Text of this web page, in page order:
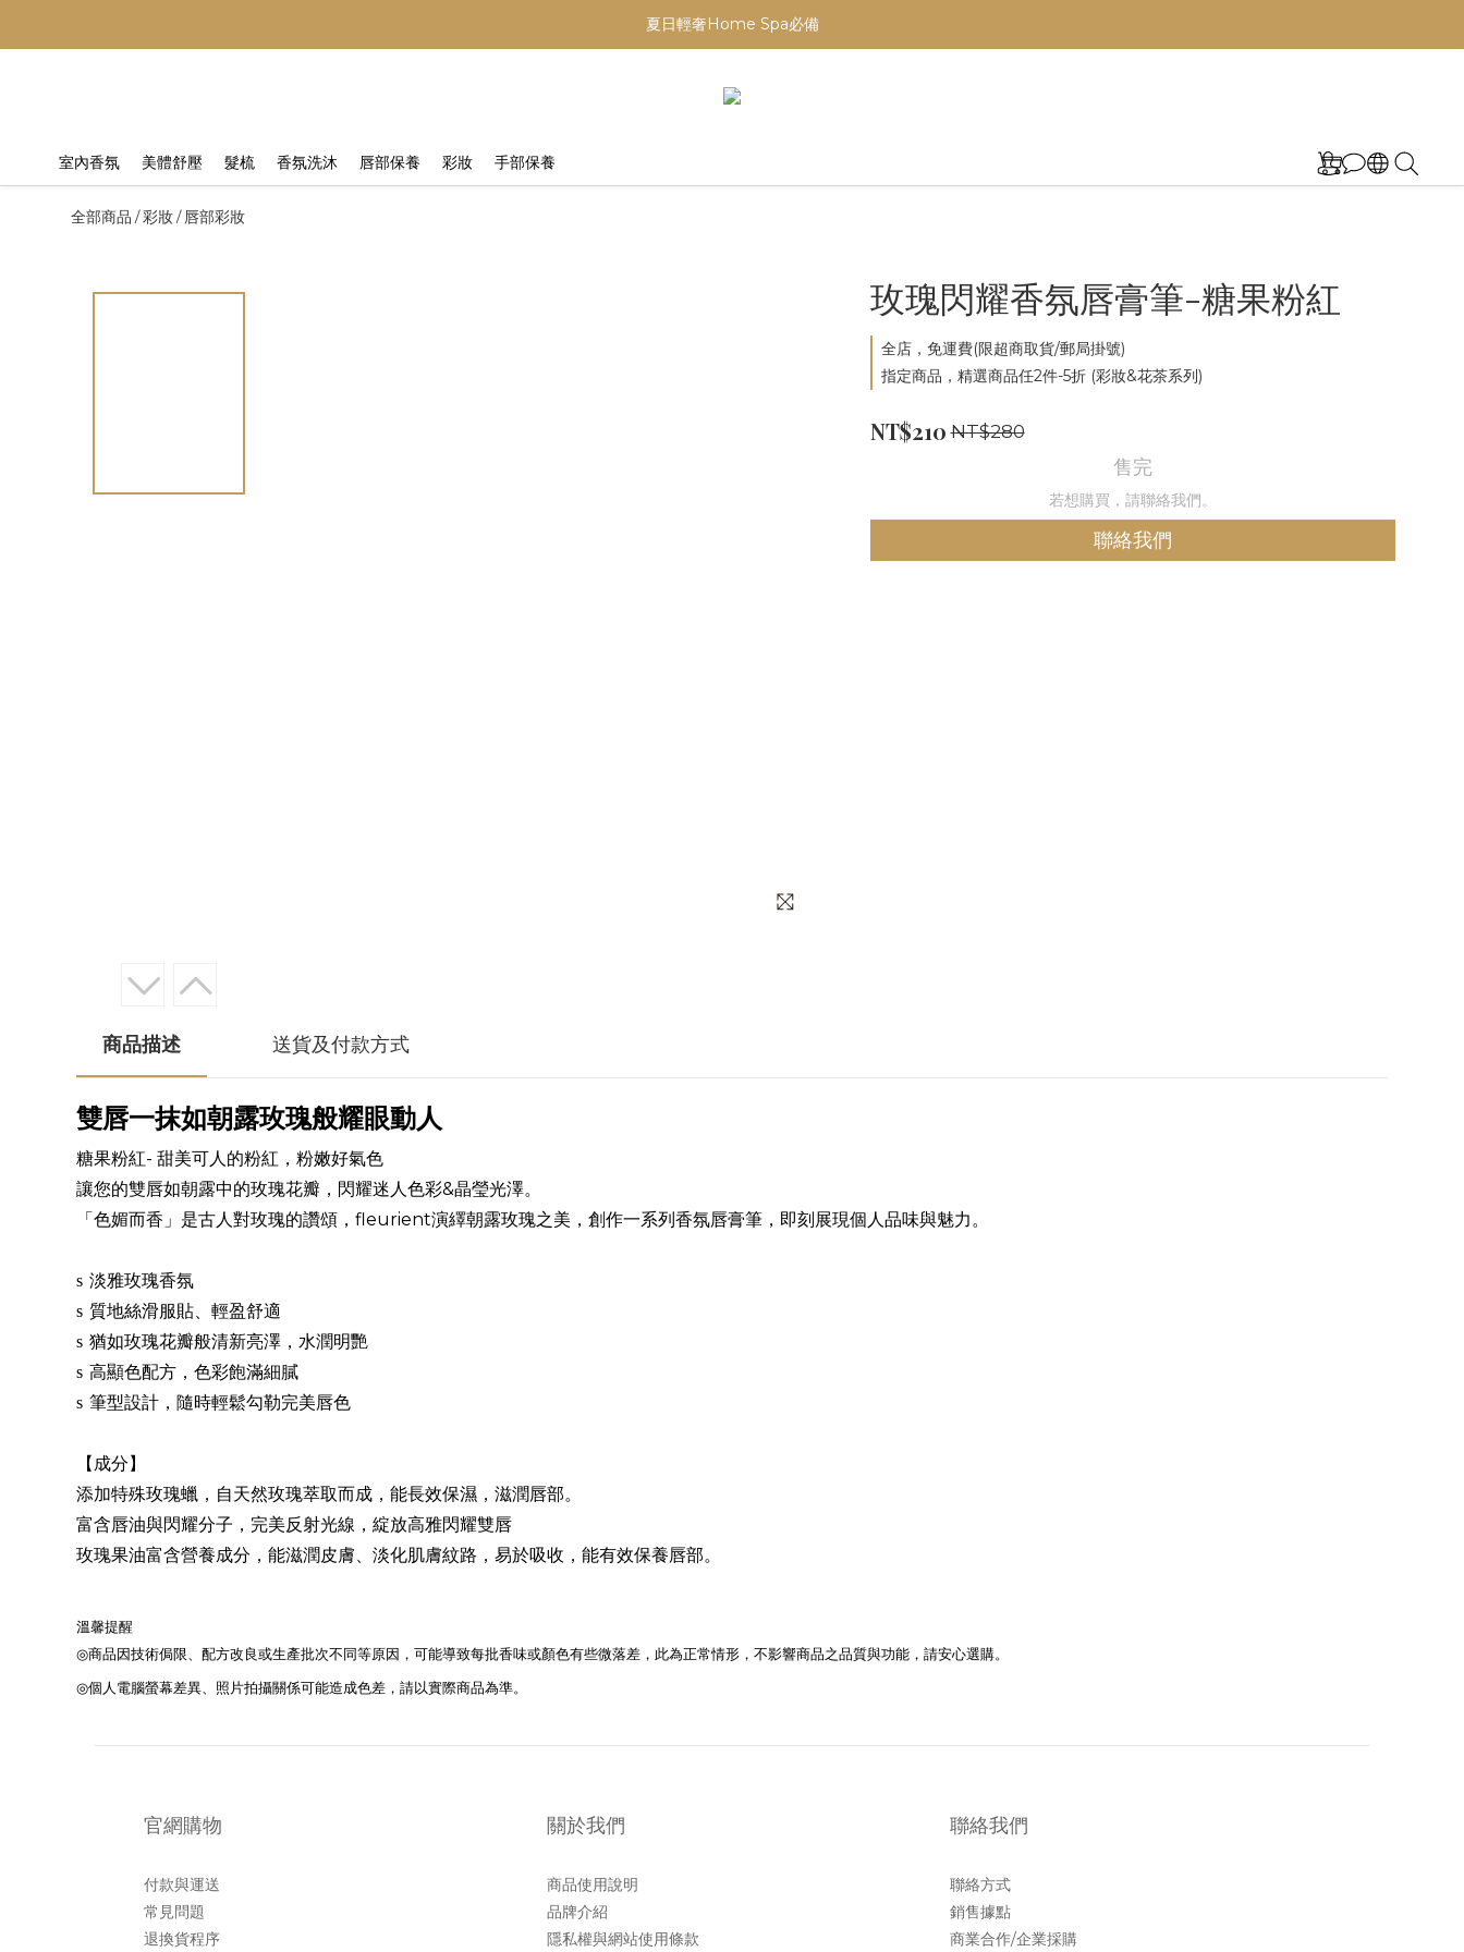
【重要公告】演習期間行動網路受影響，請避免於指定時段下單
夏日輕奢Home Spa必備
室內香氛 美體舒壓 髮梳 香氛洗沐 唇部保養 彩妝 手部保養
全部商品 /彩妝/唇部彩妝
玫瑰閃耀香氛唇膏筆-糖果粉紅
全店，免運費(限超商取貨/郵局掛號)
指定商品，精選商品任2件-5折 (彩妝&花茶系列)
NT$210 NT$280
售完
若想購買，請聯絡我們。
聯絡我們
商品描述 送貨及付款方式
雙唇一抹如朝露玫瑰般耀眼動人
糖果粉紅- 甜美可人的粉紅，粉嫩好氣色
讓您的雙唇如朝露中的玫瑰花瓣，閃耀迷人色彩&晶瑩光澤。
「色媚而香」是古人對玫瑰的讚頌， fleurient演繹朝露玫瑰之美，創作一系列香氛唇膏筆，即刻展現個人品味與魅力。
s 淡雅玫瑰香氛
s 質地絲滑服貼、輕盈舒適
s 猶如玫瑰花瓣般清新亮澤，水潤明艷
s 高顯色配方，色彩飽滿細膩
s 筆型設計，隨時輕鬆勾勒完美唇色
【成分】
添加特殊玫瑰蠟，自天然玫瑰萃取而成，能長效保濕，滋潤唇部。
富含唇油與閃耀分子，完美反射光線，綻放高雅閃耀雙唇
玫瑰果油富含營養成分，能滋潤皮膚、淡化肌膚紋路，易於吸收，能有效保養唇部。
溫馨提醒
◎商品因技術侷限、配方改良或生產批次不同等原因，可能導致每批香味或顏色有些微落差，此為正常情形，不影響商品之品質與功能，請安心選購。
◎個人電腦螢幕差異、照片拍攝關係可能造成色差，請以實際商品為準。
官網購物
付款與運送
常見問題
退換貨程序
關於我們
商品使用說明
品牌介紹
隱私權與網站使用條款
聯絡我們
聯絡方式
銷售據點
商業合作/企業採購